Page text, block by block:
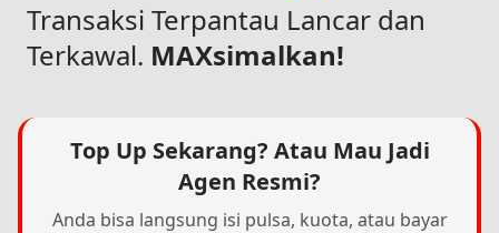
Transaksi Terpantau Lancar dan
Terkawal. MAXsimalkan!
Top Up Sekarang? Atau Mau Jadi
Agen Resmi?
Anda bisa langsung isi pulsa, kuota, atau bayar